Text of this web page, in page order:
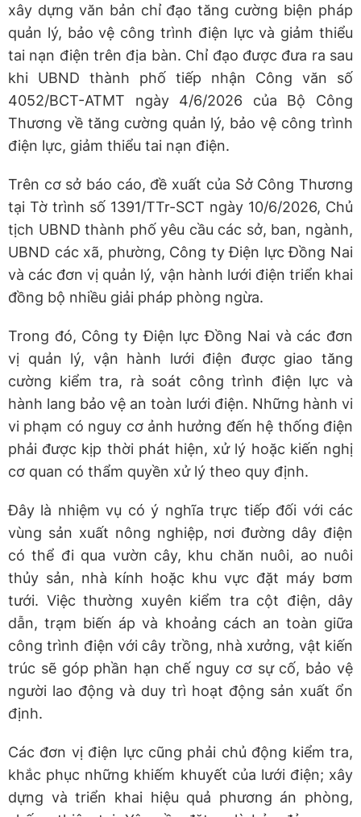
xây dựng văn bản chỉ đạo tăng cường biện pháp
quản lý, bảo vệ công trình điện lực và giảm thiểu
tai nạn điện trên địa bàn. Chỉ đạo được đưa ra sau
khi UBND thành phố tiếp nhận Công văn số
4052/BCT-ATMT ngày 4/6/2026 của Bộ Công
Thương về tăng cường quản lý, bảo vệ công trình
điện lực, giảm thiểu tai nạn điện.
Trên cơ sở báo cáo, đề xuất của Sở Công Thương
tại Tờ trình số 1391/TTr-SCT ngày 10/6/2026, Chủ
tịch UBND thành phố yêu cầu các sở, ban, ngành,
UBND các xã, phường, Công ty Điện lực Đồng Nai
và các đơn vị quản lý, vận hành lưới điện triển khai
đồng bộ nhiều giải pháp phòng ngừa.
Trong đó, Công ty Điện lực Đồng Nai và các đơn
vị quản lý, vận hành lưới điện được giao tăng
cường kiểm tra, rà soát công trình điện lực và
hành lang bảo vệ an toàn lưới điện. Những hành vi
vi phạm có nguy cơ ảnh hưởng đến hệ thống điện
phải được kịp thời phát hiện, xử lý hoặc kiến nghị
cơ quan có thẩm quyền xử lý theo quy định.
Đây là nhiệm vụ có ý nghĩa trực tiếp đối với các
vùng sản xuất nông nghiệp, nơi đường dây điện
có thể đi qua vườn cây, khu chăn nuôi, ao nuôi
thủy sản, nhà kính hoặc khu vực đặt máy bơm
tưới. Việc thường xuyên kiểm tra cột điện, dây
dẫn, trạm biến áp và khoảng cách an toàn giữa
công trình điện với cây trồng, nhà xưởng, vật kiến
trúc sẽ góp phần hạn chế nguy cơ sự cố, bảo vệ
người lao động và duy trì hoạt động sản xuất ổn
định.
Các đơn vị điện lực cũng phải chủ động kiểm tra,
khắc phục những khiếm khuyết của lưới điện; xây
dựng và triển khai hiệu quả phương án phòng,